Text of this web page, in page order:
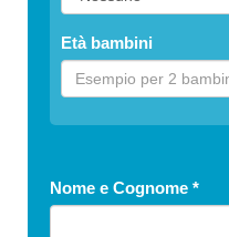
Età bambini
Nome e Cognome *